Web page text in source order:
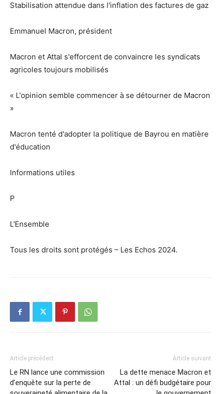
Stabilisation attendue dans l'inflation des factures de gaz
Emmanuel Macron, président
Macron et Attal s'efforcent de convaincre les syndicats
agricoles toujours mobilisés
« L'opinion semble commencer à se détourner de Macron
»
Macron tenté d'adopter la politique de Bayrou en matière
d'éducation
Informations utiles
P
L'Ensemble
Tous les droits sont protégés – Les Echos 2024.
Article précédent
Le RN lance une commission
d’enquête sur la perte de
Article suivant
La dette menace Macron et
Attal : un défi budgétaire pour